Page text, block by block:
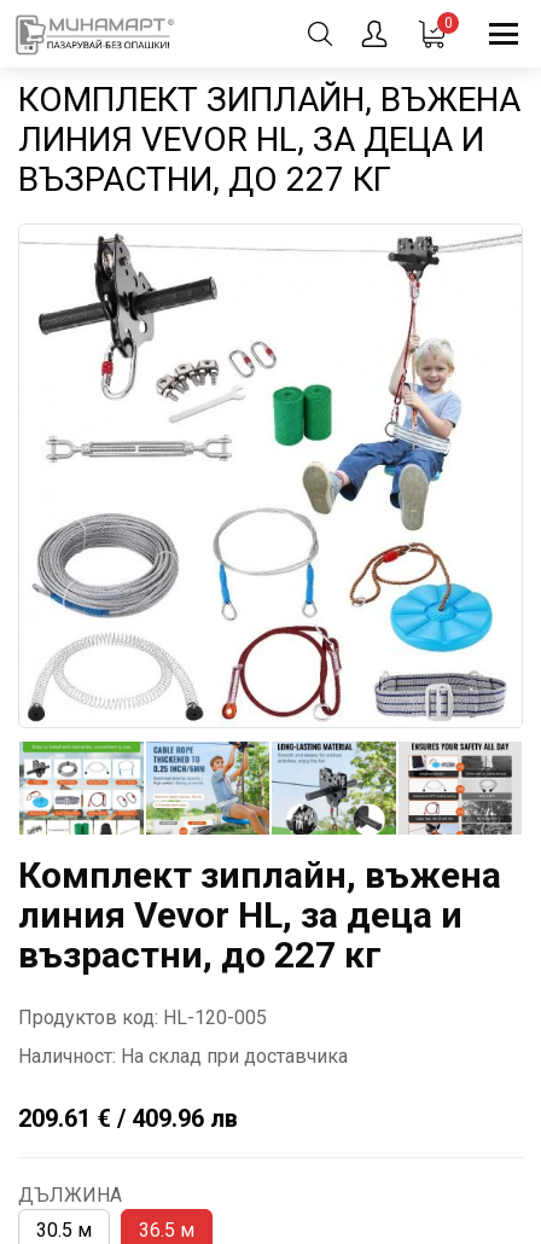
0
КОМПЛЕКТ ЗИПЛАЙН, ВЪЖЕНА
ЛИНИЯ VEVOR HL, ЗА ДЕЦА И
ВЪЗРАСТНИ, ДО 227 КГ
Комплект зиплайн, въжена
линия Vevor HL, за деца и
възрастни, до 227 кг
Продуктов код: HL-120-005
Наличност: На склад при доставчика
209.61 € / 409.96 лв
ДЪЛЖИНА
30.5 м
36.5 м